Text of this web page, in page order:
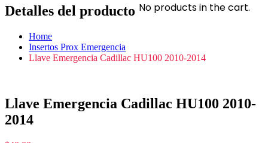
No products in the cart.
Detalles del producto
Home
Insertos Prox Emergencia
Llave Emergencia Cadillac HU100 2010-2014
Llave Emergencia Cadillac HU100 2010-
2014